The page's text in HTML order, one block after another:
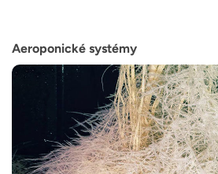
Aeroponické systémy